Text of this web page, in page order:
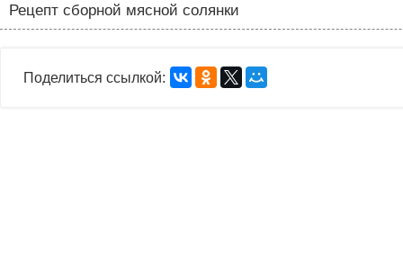
Рецепт сборной мясной солянки
Поделиться ссылкой: